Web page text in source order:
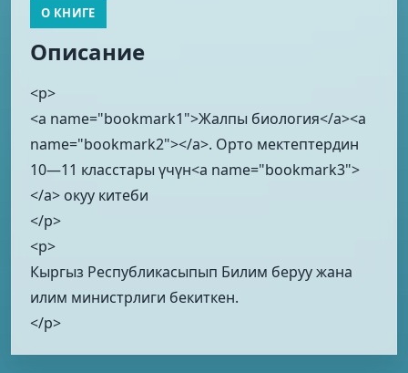
О КНИГЕ
Описание
<p>
<a name="bookmark1">Жалпы биология</a><a
name="bookmark2"></a>. Орто мектептердин
10—11 класстары үчүн<a name="bookmark3">
</a> окуу китеби
</p>
<p>
Кыргыз Республикасыпып Билим беруу жана
илим министрлиги бекиткен.
</p>